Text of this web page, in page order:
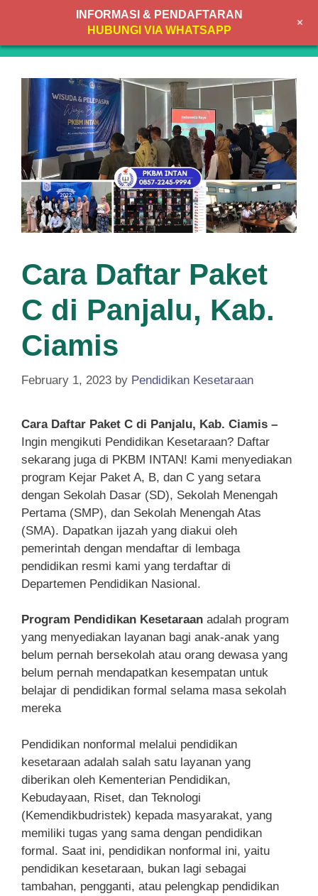
content
Cara Daftar Paket
C di Panjalu, Kab.
Ciamis
February 1, 2023 by Pendidikan Kesetaraan
Cara Daftar Paket C di Panjalu, Kab. Ciamis –
Ingin mengikuti Pendidikan Kesetaraan? Daftar
sekarang juga di PKBM INTAN! Kami menyediakan
program Kejar Paket A, B, dan C yang setara
dengan Sekolah Dasar (SD), Sekolah Menengah
Pertama (SMP), dan Sekolah Menengah Atas
(SMA). Dapatkan ijazah yang diakui oleh
pemerintah dengan mendaftar di lembaga
pendidikan resmi kami yang terdaftar di
Departemen Pendidikan Nasional.
Program Pendidikan Kesetaraan adalah program
yang menyediakan layanan bagi anak-anak yang
belum pernah bersekolah atau orang dewasa yang
belum pernah mendapatkan kesempatan untuk
belajar di pendidikan formal selama masa sekolah
mereka
Pendidikan nonformal melalui pendidikan
kesetaraan adalah salah satu layanan yang
diberikan oleh Kementerian Pendidikan,
Kebudayaan, Riset, dan Teknologi
(Kemendikbudristek) kepada masyarakat, yang
memiliki tugas yang sama dengan pendidikan
formal. Saat ini, pendidikan nonformal ini, yaitu
pendidikan kesetaraan, bukan lagi sebagai
tambahan, pengganti, atau pelengkap pendidikan
INFORMASI & PENDAFTARAN
HUBUNGI VIA WHATSAPP
+